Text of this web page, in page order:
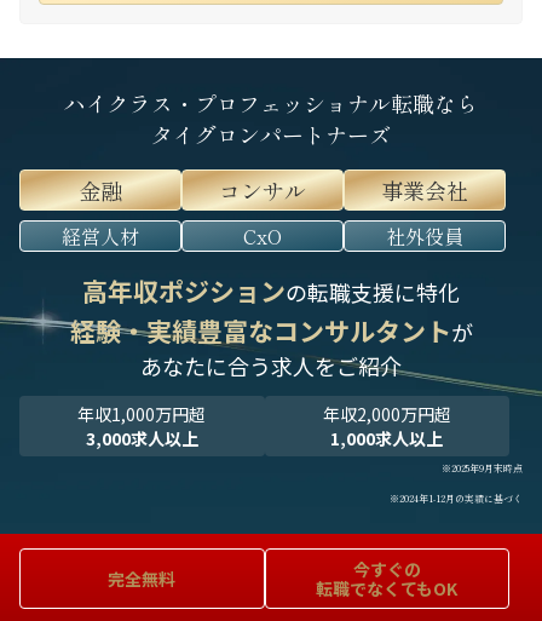
ハイクラス・プロフェッショナル転職なら
タイグロンパートナーズ
金融
コンサル 事業会社
経営人材 CxO 社外役員
高年収ポジションの転職支援に特化
経験・実績豊富なコンサルタントが
あなたに合う求人をご紹介
年収1,000万円超
3,000求人以上
年収2,000万円超
1,000求人以上
※2025年9月末時点
※2024年1-12月の実績に基づく
完全無料
今すぐの
転職でなくてもOK